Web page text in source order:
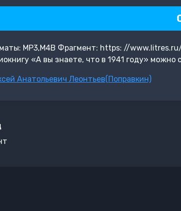
MP3,M4B Фрагмент: https: //
«А вы знаете, что в 1941 году» можно
Анатольевич Леонтьев(Поправкин)